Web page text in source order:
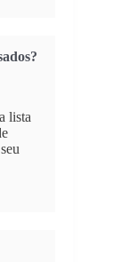
lista